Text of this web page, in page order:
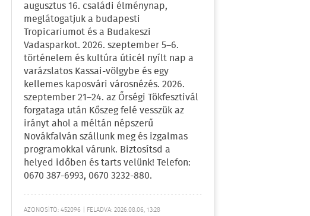
augusztus 16. családi élménynap,
meglátogatjuk a budapesti
Tropicariumot és a Budakeszi
Vadasparkot. 2026. szeptember 5–6.
történelem és kultúra úticél nyílt nap a
varázslatos Kassai-völgybe és egy
kellemes kaposvári városnézés. 2026.
szeptember 21–24. az Őrségi Tökfesztivál
forgataga után Kőszeg felé vesszük az
irányt ahol a méltán népszerű
Novákfalván szállunk meg és izgalmas
programokkal várunk. Biztosítsd a
helyed időben és tarts velünk! Telefon:
0670 387-6993, 0670 3232-880.
AZONOSÍTÓ: 452096 | FELADVA: 2026.08.06, 13:28